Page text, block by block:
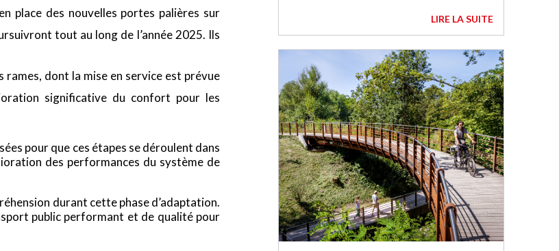
place des nouvelles portes palières sur
tout au long de l’année 2025. Ils
rames, dont la mise en service est prévue
significative du confort pour les
pour que ces étapes se déroulent dans
des performances du système de
durant cette phase d’adaptation.
public performant et de qualité pour
LIRE LA SUITE